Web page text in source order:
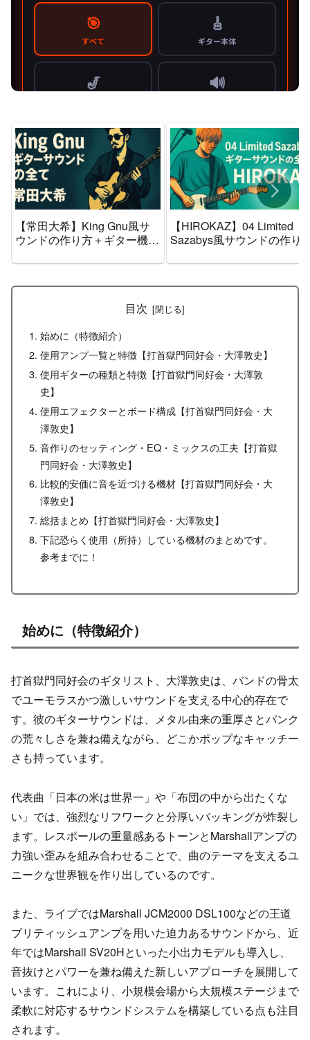
【常田大希】King Gnu風サ
ウンドの作り方＋ギター機材
【エフェクター・アンプ】
【HIROKAZ】04 Limited
Sazabys風サウンドの作り
ングのまとめ【エフェクタ
目次
始めに（特徴紹介）
使用アンプ一覧と特徴【打首獄門同好会・大澤敦史】
使用ギターの種類と特徴【打首獄門同好会・大澤敦
史】
使用エフェクターとボード構成【打首獄門同好会・大
澤敦史】
音作りのセッティング・EQ・ミックスの工夫【打首獄
門同好会・大澤敦史】
比較的安価に音を近づける機材【打首獄門同好会・大
澤敦史】
総括まとめ【打首獄門同好会・大澤敦史】
下記恐らく使用（所持）している機材のまとめです。
参考までに！
始めに（特徴紹介）
打首獄門同好会のギタリスト、大澤敦史は、バンドの骨太
でユーモラスかつ激しいサウンドを支える中心的存在で
す。彼のギターサウンドは、メタル由来の重厚さとパンク
の荒々しさを兼ね備えながら、どこかポップなキャッチー
さも持っています。
代表曲「日本の米は世界一」や「布団の中から出たくな
い」では、強烈なリフワークと分厚いバッキングが炸裂し
ます。レスポールの重量感あるトーンとMarshallアンプの
力強い歪みを組み合わせることで、曲のテーマを支えるユ
ニークな世界観を作り出しているのです。
また、ライブではMarshall JCM2000 DSL100などの王道
ブリティッシュアンプを用いた迫力あるサウンドから、近
年ではMarshall SV20Hといった小出力モデルも導入し、
音抜けとパワーを兼ね備えた新しいアプローチを展開して
います。これにより、小規模会場から大規模ステージまで
柔軟に対応するサウンドシステムを構築している点も注目
されます。